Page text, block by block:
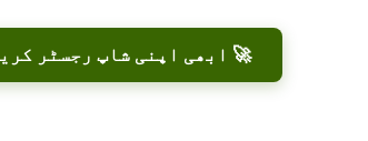
🚀 ابھی اپنی شاپ رجسٹر